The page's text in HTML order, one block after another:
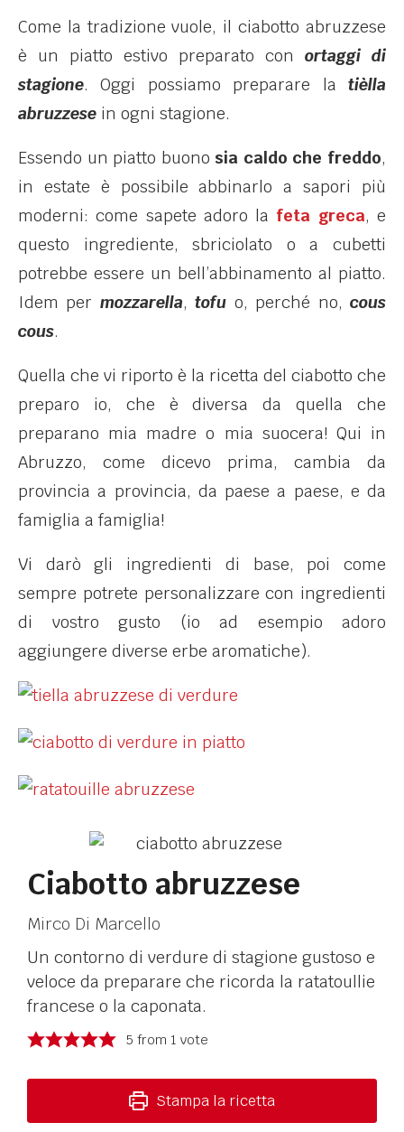
Come la tradizione vuole, il ciabotto abruzzese
è un piatto estivo preparato con ortaggi di
stagione. Oggi possiamo preparare la tièlla
abruzzese in ogni stagione.
Essendo un piatto buono sia caldo che freddo,
in estate è possibile abbinarlo a sapori più
moderni: come sapete adoro la feta greca, e
questo ingrediente, sbriciolato o a cubetti
potrebbe essere un bell’abbinamento al piatto.
Idem per mozzarella,tofu o, perché no,cous
cous.
Quella che vi riporto è la ricetta del ciabotto che
preparo io, che è diversa da quella che
preparano mia madre o mia suocera! Qui in
Abruzzo, come dicevo prima, cambia da
provincia a provincia, da paese a paese, e da
famiglia a famiglia!
Vi darò gli ingredienti di base, poi come
sempre potrete personalizzare con ingredienti
di vostro gusto (io ad esempio adoro
aggiungere diverse erbe aromatiche).
Ciabotto abruzzese
Mirco Di Marcello
Un contorno di verdure di stagione gustoso e
veloce da preparare che ricorda la ratatoullie
francese o la caponata.
5 from 1 vote
Stampa la ricetta